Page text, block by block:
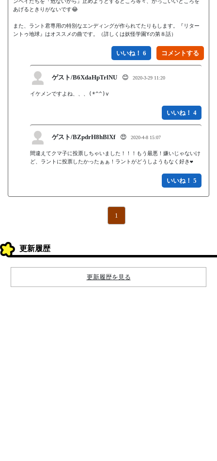
あげるときりがないです😂
また、ラント君専用の特別なエンディングが作られてたりもします。『リター
いいね！ 6
ゲスト/B6XdaHpTrlNU 😊 2020-3-29 11:20
イケメンですよね、、、(*^^)v
いいね！ 4
ゲスト/BZpdrH8hBlXf 😍 2020-4-8 15:07
間違えてクマ子に投票しちゃいました！！！もう最悪！嫌いじゃないけ
ど、ラントに投票したかったぁぁ！ラントがどうしようもなく好き❤️
いいね！ 5
1
更新履歴
更新履歴を見る